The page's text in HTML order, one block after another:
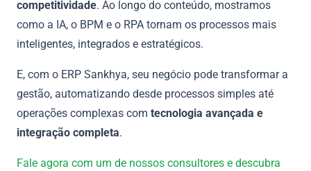
competitividade. Ao longo do conteúdo, mostramos
como a IA, o BPM e o RPA tornam os processos mais
inteligentes, integrados e estratégicos.
E, com o ERP Sankhya, seu negócio pode transformar a
gestão, automatizando desde processos simples até
operações complexas com tecnologia avançada e
integração completa.
Fale agora com um de nossos consultores e descubra